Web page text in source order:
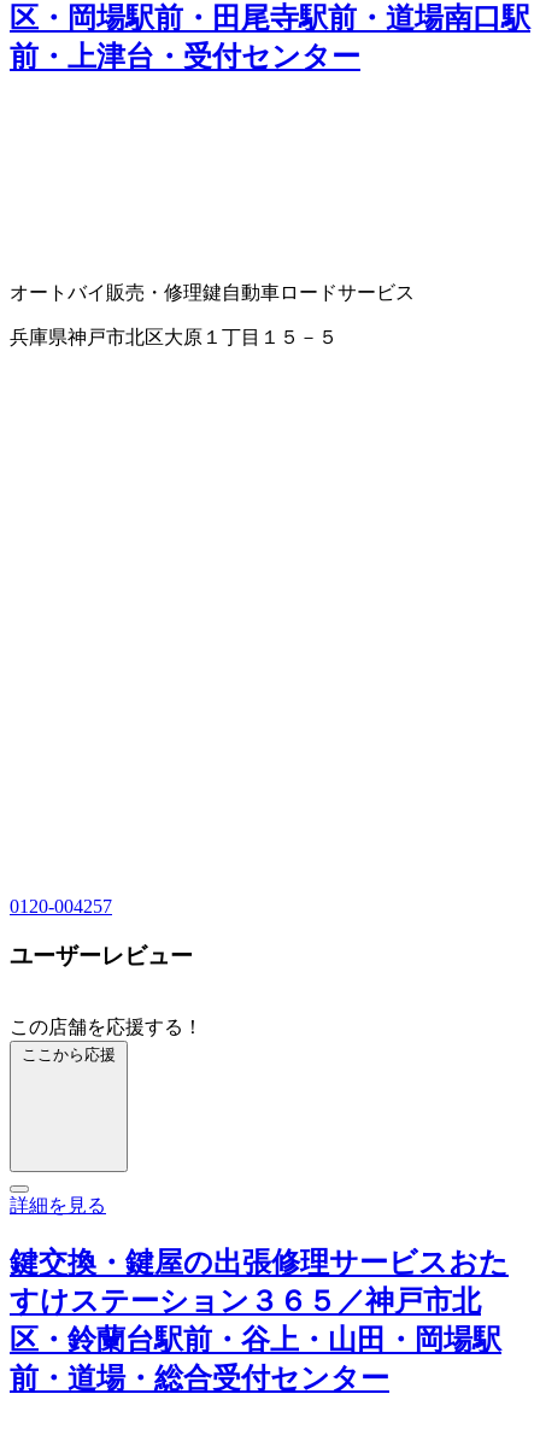
区・岡場駅前・田尾寺駅前・道場南口駅
前・上津台・受付センター
オートバイ販売・修理鍵自動車ロードサービス
兵庫県神戸市北区大原１丁目１５－５
0120-004257
ユーザーレビュー
この店舗を応援する！
ここから応援
詳細を見る
鍵交換・鍵屋の出張修理サービスおた
すけステーション３６５／神戸市北
区・鈴蘭台駅前・谷上・山田・岡場駅
前・道場・総合受付センター